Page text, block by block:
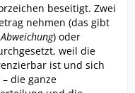
beseitigt. Zwei
nehmen (das gibt
) oder
weil die
ist und sich
die ganze